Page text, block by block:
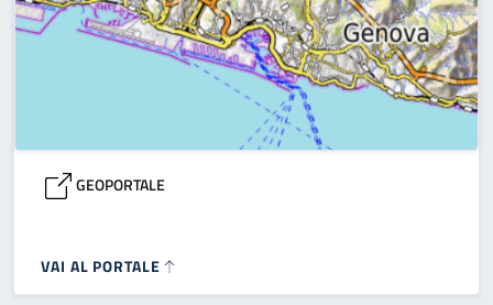
GEOPORTALE
VAI AL PORTALE